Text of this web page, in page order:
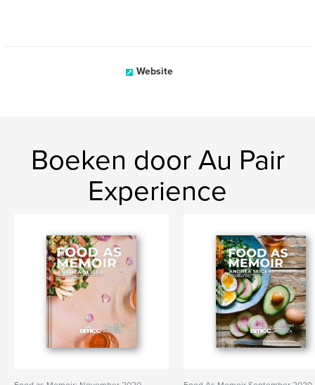
Website
Boeken door Au Pair
Experience